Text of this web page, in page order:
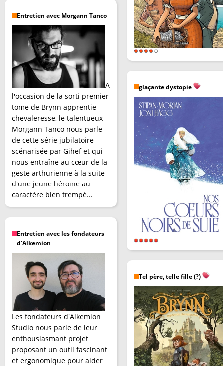
Entretien avec Morgann Tanco
A
l'occasion de la sorti premier
tome de Brynn apprentie
chevaleresse, le talentueux
Morgann Tanco nous parle
de cette série jubilatoire
scénarisée par Gihef et qui
nous entraîne au cœur de la
geste arthurienne à la suite
d'une jeune héroïne au
caractère bien trempé...
Entretien avec les fondateurs
d'Alkemion
Les fondateurs d'Alkemion
Studio nous parle de leur
enthousiasmant projet
proposant un outil fascinant
et ergonomique pour aider
glaçante dystopie
Tel père, telle fille (?)